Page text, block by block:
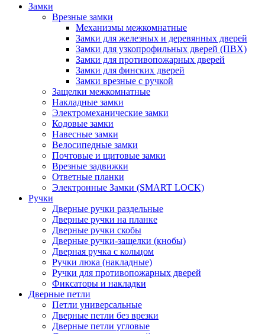
Замки
Врезные замки
Механизмы межкомнатные
Замки для железных и деревянных дверей
Замки для узкопрофильных дверей (ПВХ)
Замки для противопожарных дверей
Замки для финских дверей
Замки врезные с ручкой
Защелки межкомнатные
Накладные замки
Электромеханические замки
Кодовые замки
Навесные замки
Велосипедные замки
Почтовые и щитовые замки
Врезные задвижки
Ответные планки
Электронные Замки (SMART LOCK)
Ручки
Дверные ручки раздельные
Дверные ручки на планке
Дверные ручки скобы
Дверные ручки-защелки (кнобы)
Дверная ручка с кольцом
Ручки люка (накладные)
Ручки для противопожарных дверей
Фиксаторы и накладки
Дверные петли
Петли универсальные
Дверные петли без врезки
Дверные петли угловые